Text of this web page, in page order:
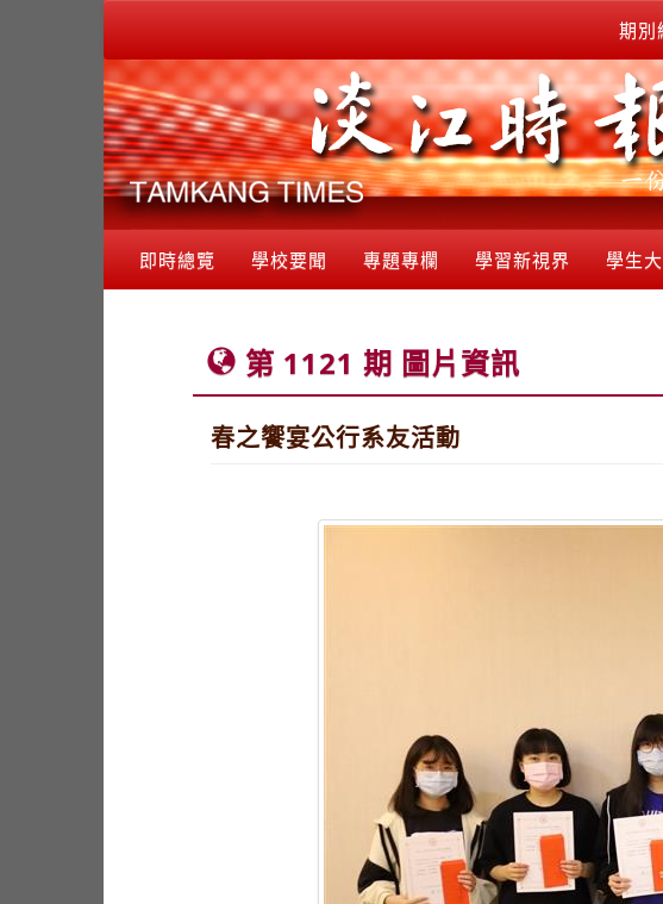
期別
即時總覽 學校要聞 專題專欄 學習新視界 學生
第 1121 期 圖片資訊
春之饗宴公行系友活動